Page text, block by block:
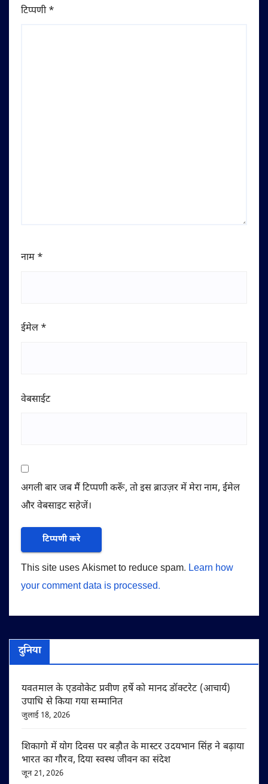
टिप्पणी*
नाम *
ईमेल *
वेबसाईट
अगली बार जब मैं टिप्पणी करूँ, तो इस ब्राउज़र में मेरा नाम, ईमेल
और वेबसाइट सहेजें।
This site uses Akismet to reduce spam. Learn how
your comment data is processed.
दुनिया
यवतमाल के एडवोकेट प्रवीण हर्षे को मानद डॉक्टरेट (आचार्य)
उपाधि से किया गया सम्मानित
जुलाई 18, 2026
शिकागो में योग दिवस पर बड़ौत के मास्टर उदयभान सिंह ने बढ़ाया
भारत का गौरव, दिया स्वस्थ जीवन का संदेश
जून 21, 2026